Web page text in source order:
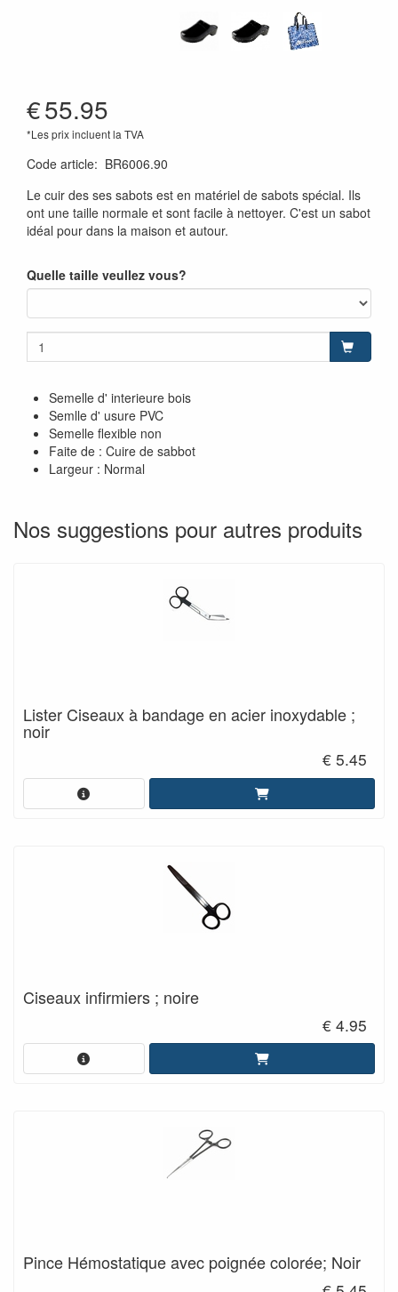
€55.95
*Les prix incluent la TVA
Code article: BR6006.90
Le cuir des ses sabots est en matériel de sabots spécial. Ils
ont une taille normale et sont facile à nettoyer. C'est un sabot
idéal pour dans la maison et autour.
Quelle taille veullez vous?
Semelle d' interieure bois
Semlle d' usure PVC
Semelle flexible non
Faite de : Cuire de sabbot
Largeur : Normal
Nos suggestions pour autres produits
Lister Ciseaux à bandage en acier inoxydable ;
noir
€ 5.45
Ciseaux infirmiers ; noire
€ 4.95
Pince Hémostatique avec poignée colorée; Noir